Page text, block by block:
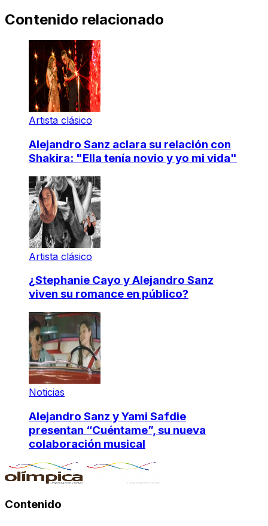
Contenido relacionado
Artista clásico
Alejandro Sanz aclara su relación con
Shakira: "Ella tenía novio y yo mi vida"
Artista clásico
¿Stephanie Cayo y Alejandro Sanz
viven su romance en público?
Noticias
Alejandro Sanz y Yami Safdie
presentan “Cuéntame”, su nueva
colaboración musical
Contenido